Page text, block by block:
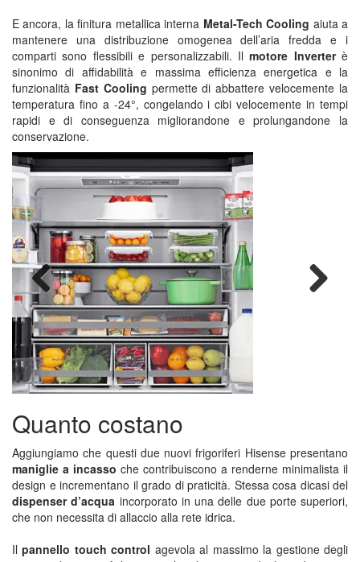
E ancora, la finitura metallica interna Metal-Tech Cooling aiuta a
mantenere una distribuzione omogenea dell’aria fredda e i
comparti sono flessibili e personalizzabili. Ilmotore Inverterè
sinonimo di affidabilità e massima efficienza energetica e la
funzionalità Fast Cooling permette di abbattere velocemente la
temperatura fino a -24°, congelando i cibi velocemente in tempi
rapidi e di conseguenza migliorandone e prolungandone la
conservazione.
Previous
Quanto costano
Aggiungiamo che questi due nuovi frigoriferi Hisense presentano
maniglie a incasso che contribuiscono a renderne minimalista il
design e incrementano il grado di praticità. Stessa cosa dicasi del
dispenser d’acqua incorporato in una delle due porte superiori,
che non necessita di allaccio alla rete idrica.
Ilpannello touch control agevola al massimo la gestione degli